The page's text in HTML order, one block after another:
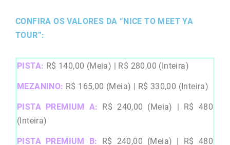
CONFIRA OS VALORES DA “NICE TO MEET YA
TOUR”:
PISTA: R$ 140,00 (Meia) | R$ 280,00 (Inteira)
MEZANINO: R$ 165,00 (Meia) | R$ 330,00 (Inteira)
PISTA PREMIUM A: R$ 240,00 (Meia) | R$ 480
(Inteira)
PISTA PREMIUM B: R$ 240,00 (Meia) | R$ 480